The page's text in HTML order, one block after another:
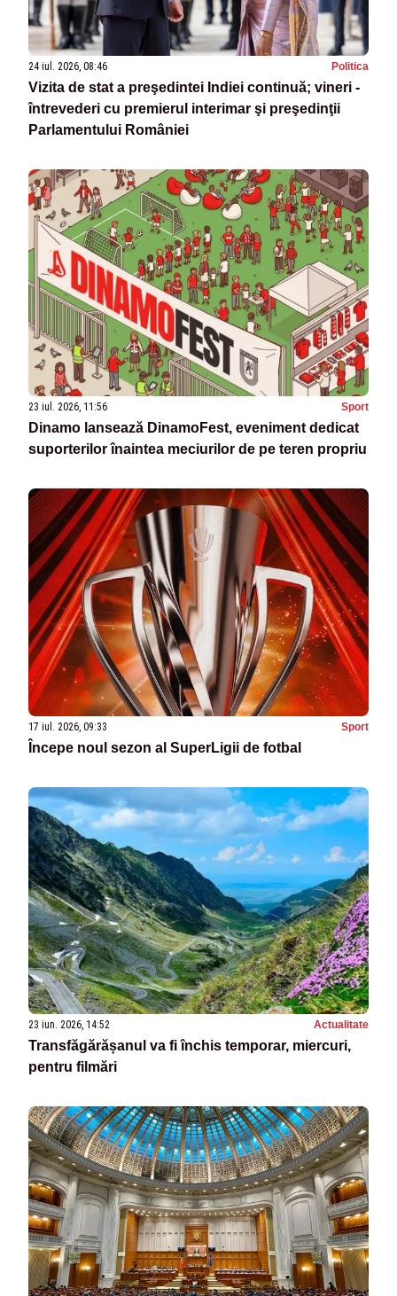
24 iul. 2026, 08:46 Politica
Vizita de stat a preşedintei Indiei continuă; vineri -
întrevederi cu premierul interimar şi preşedinţii
Parlamentului României
23 iul. 2026, 11:56 Sport
Dinamo lansează DinamoFest, eveniment dedicat
suporterilor înaintea meciurilor de pe teren propriu
17 iul. 2026, 09:33 Sport
Începe noul sezon al SuperLigii de fotbal
23 iun. 2026, 14:52 Actualitate
Transfăgărășanul va fi închis temporar, miercuri,
pentru filmări